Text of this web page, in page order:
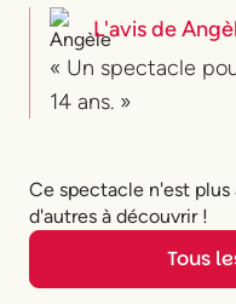
L'avis de
« Un spectacle
14 ans. »
Ce spectacle n'est
d'autres à découvrir !
Tous